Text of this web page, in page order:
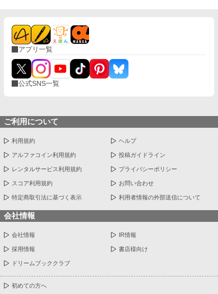
アプリ一覧
公式SNS一覧
ご利用について
利用規約 ヘルプ
アルファコイン利用規約 投稿ガイドライン
レンタルサービス利用規約 プライバシーポリシー
スコア利用規約 お問い合わせ
特定商取引法に基づく表示 利用者情報の外部送信について
会社情報
会社情報 IR情報
採用情報 書店様向け
ドリームブッククラブ
初めての方へ